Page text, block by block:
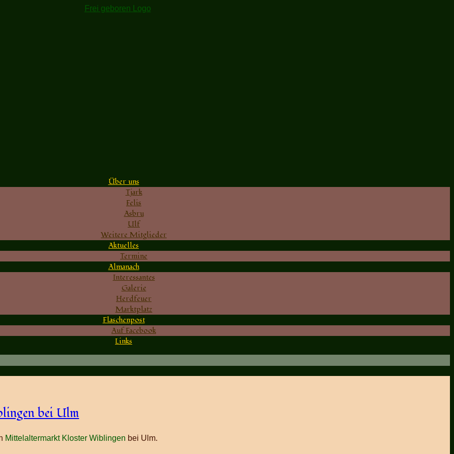
Über uns
Tjark
Felis
Asbru
Ulf
Weitere Mitglieder
Aktuelles
Termine
Almanach
Interessantes
Galerie
Herdfeuer
Marktplatz
Flaschenpost
Auf Facebook
Links
bei Ulm
Mittelaltermarkt Kloster Wiblingen bei Ulm.